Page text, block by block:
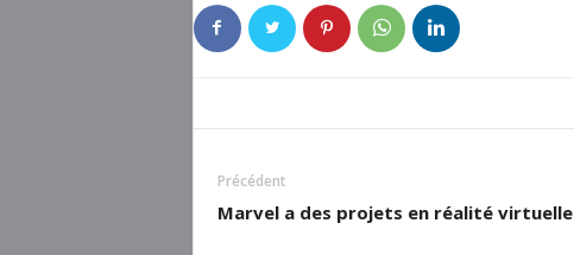
Précédent
Marvel a des projets en réalité virtuelle